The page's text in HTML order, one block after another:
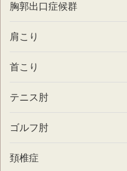
胸郭出口症候群
肩こり
首こり
テニス肘
ゴルフ肘
頚椎症